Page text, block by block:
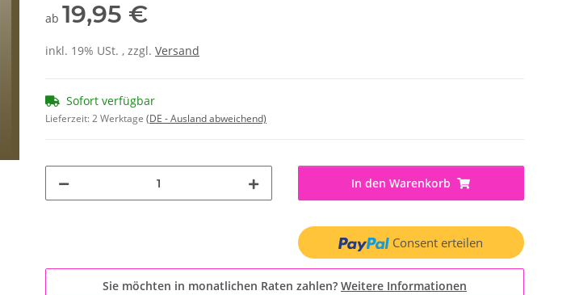
ab 19,95 €
inkl. 19% USt. , zzgl. Versand
Sofort verfügbar
Lieferzeit:2 Werktage (DE - Ausland abweichend)
In den Warenkorb
Consent erteilen
Sie möchten in monatlichen Raten zahlen? Weitere Informationen